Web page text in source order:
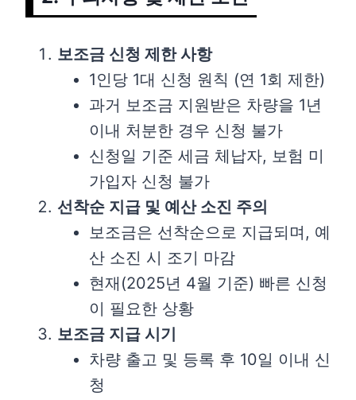
보조금 신청 제한 사항
1인당 1대 신청 원칙 (연 1회 제한)
과거 보조금 지원받은 차량을 1년
이내 처분한 경우 신청 불가
신청일 기준 세금 체납자, 보험 미
가입자 신청 불가
선착순 지급 및 예산 소진 주의
보조금은 선착순으로 지급되며, 예
산 소진 시 조기 마감
현재(2025년 4월 기준) 빠른 신청
이 필요한 상황
보조금 지급 시기
차량 출고 및 등록 후 10일 이내 신
청